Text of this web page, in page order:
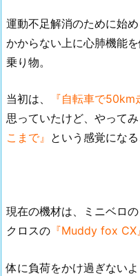
運動不足解消のために始
かからない上に心肺機能
乗り物。
当初は、 『自転車で50km
思っていたけど、やって
こまで』 という感覚にな
現在の機材は、ミニベロの
クロスの 『Muddy fox CX
体に負荷をかけ過ぎない